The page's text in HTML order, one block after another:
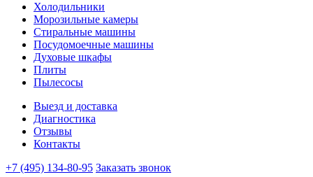
Холодильники
Морозильные камеры
Стиральные машины
Посудомоечные машины
Духовые шкафы
Плиты
Пылесосы
Выезд и доставка
Диагностика
Отзывы
Контакты
+7 (495) 134-80-95 Заказать звонок